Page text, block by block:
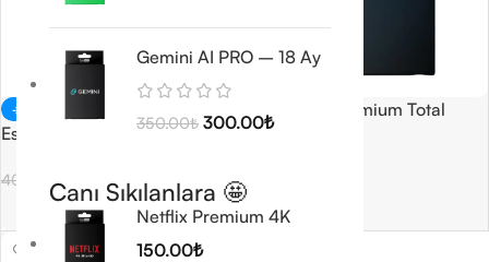
Gemini AI PRO – 18 Ay
350.00₺ 300.00₺
Canı Sıkılanlara 🤩
Netflix Premium 4K
150.00₺
-25%
Eset NOD32
400.00₺ 300.00
Seçenekler
Kaspersky Premium Total
Security
Seçenekler